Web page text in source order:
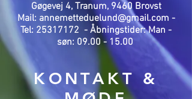
Gøgevej 4, Tranum, 9460 Brovst
Mail: annemetteduelund@gmail.com -
Tel: 25317172 - Åbningstider: Man -
søn: 09.00 - 15.00 ​​
KONTAKT &